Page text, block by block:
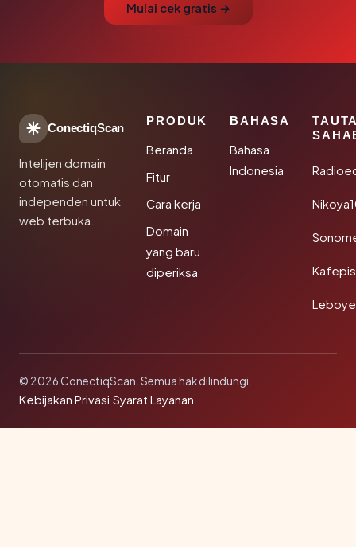
Mulai cek gratis →
ConectiqScan
Intelijen domain
otomatis dan
independen untuk
web terbuka.
PRODUK
Beranda
Fitur
Cara kerja
Domain
yang baru
diperiksa
BAHASA
Bahasa
Indonesia
© 2026 ConectiqScan. Semua hak dilindungi.
Kebijakan Privasi·Syarat Layanan